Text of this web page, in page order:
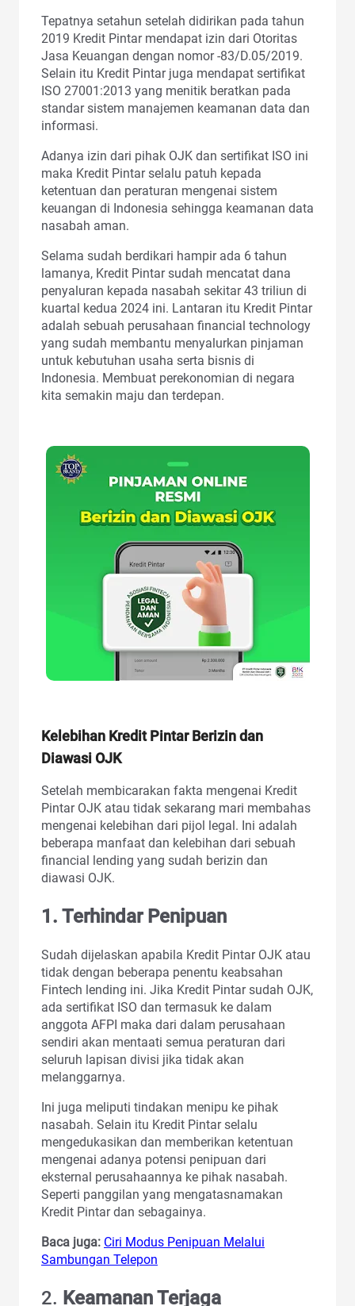
Tepatnya setahun setelah didirikan pada tahun
2019 Kredit Pintar mendapat izin dari Otoritas
Jasa Keuangan dengan nomor -83/D.05/2019.
Selain itu Kredit Pintar juga mendapat sertifikat
ISO 27001:2013 yang menitik beratkan pada
standar sistem manajemen keamanan data dan
informasi.
Adanya izin dari pihak OJK dan sertifikat ISO ini
maka Kredit Pintar selalu patuh kepada
ketentuan dan peraturan mengenai sistem
keuangan di Indonesia sehingga keamanan data
nasabah aman.
Selama sudah berdikari hampir ada 6 tahun
lamanya, Kredit Pintar sudah mencatat dana
penyaluran kepada nasabah sekitar 43 triliun di
kuartal kedua 2024 ini. Lantaran itu Kredit Pintar
adalah sebuah perusahaan financial technology
yang sudah membantu menyalurkan pinjaman
untuk kebutuhan usaha serta bisnis di
Indonesia. Membuat perekonomian di negara
kita semakin maju dan terdepan.
Kelebihan Kredit Pintar Berizin dan
Diawasi OJK
Setelah membicarakan fakta mengenai Kredit
Pintar OJK atau tidak sekarang mari membahas
mengenai kelebihan dari pijol legal. Ini adalah
beberapa manfaat dan kelebihan dari sebuah
financial lending yang sudah berizin dan
diawasi OJK.
1. Terhindar Penipuan
Sudah dijelaskan apabila Kredit Pintar OJK atau
tidak dengan beberapa penentu keabsahan
Fintech lending ini. Jika Kredit Pintar sudah OJK,
ada sertifikat ISO dan termasuk ke dalam
anggota AFPI maka dari dalam perusahaan
sendiri akan mentaati semua peraturan dari
seluruh lapisan divisi jika tidak akan
melanggarnya.
Ini juga meliputi tindakan menipu ke pihak
nasabah. Selain itu Kredit Pintar selalu
mengedukasikan dan memberikan ketentuan
mengenai adanya potensi penipuan dari
eksternal perusahaannya ke pihak nasabah.
Seperti panggilan yang mengatasnamakan
Kredit Pintar dan sebagainya.
Baca juga: Ciri Modus Penipuan Melalui
Sambungan Telepon
2. Keamanan Terjaga